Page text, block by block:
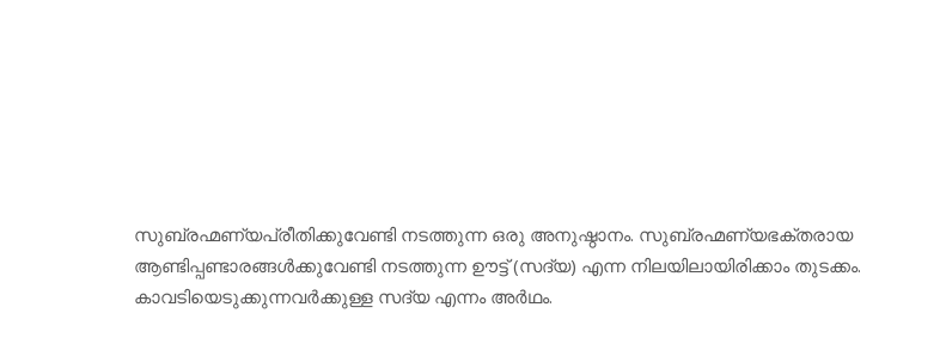
സുബ്രഹ്മണ്യപ്രീതിക്കുവേണ്ടി നടത്തുന്ന ഒരു അനുഷ്ഠാനം. സുബ്രഹ്മണ്യഭക്തരായ
ആണ്ടിപ്പണ്ടാരങ്ങള്‍ക്കുവേണ്ടി നടത്തുന്ന ഊട്ട് (സദ്യ) എന്ന നിലയിലായിരിക്കാം തുടക്കം.
കാവടിയെടുക്കുന്നവര്‍ക്കുള്ള സദ്യ എന്നം അര്‍ഥം.